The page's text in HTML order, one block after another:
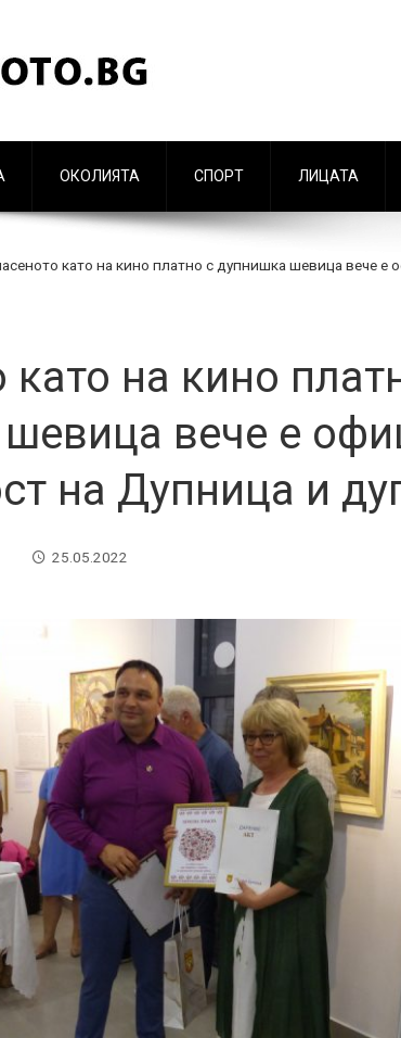
ОКОЛИЯТА СПОРТ ЛИЦАТА
като на кино платно с дупнишка шевица вече
като на кино
вече е
на Дупница и
25.05.2022